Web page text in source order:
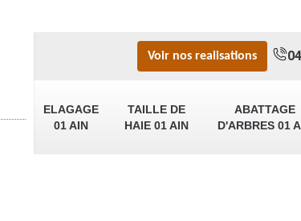
ELAGAGE
01 AIN
TAILLE DE
HAIE 01 AIN
ABATTAGE
D'ARBRES 01
Voir nos realisations